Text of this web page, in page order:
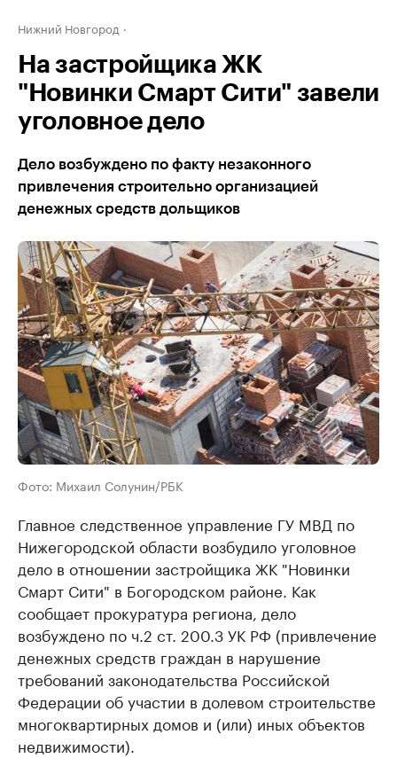
Нижний Новгород
На застройщика ЖК
"Новинки Смарт Сити" завели
уголовное дело
Дело возбуждено по факту незаконного
привлечения строительно организацией
денежных средств дольщиков
Фото: Михаил Солунин/РБК
Главное следственное управление ГУ МВД по
Нижегородской области возбудило уголовное
дело в отношении застройщика ЖК "Новинки
Смарт Сити" в Богородском районе. Как
сообщает прокуратура региона, дело
возбуждено по ч.2 ст. 200.3 УК РФ (привлечение
денежных средств граждан в нарушение
требований законодательства Российской
Федерации об участии в долевом строительстве
многоквартирных домов и (или) иных объектов
недвижимости).